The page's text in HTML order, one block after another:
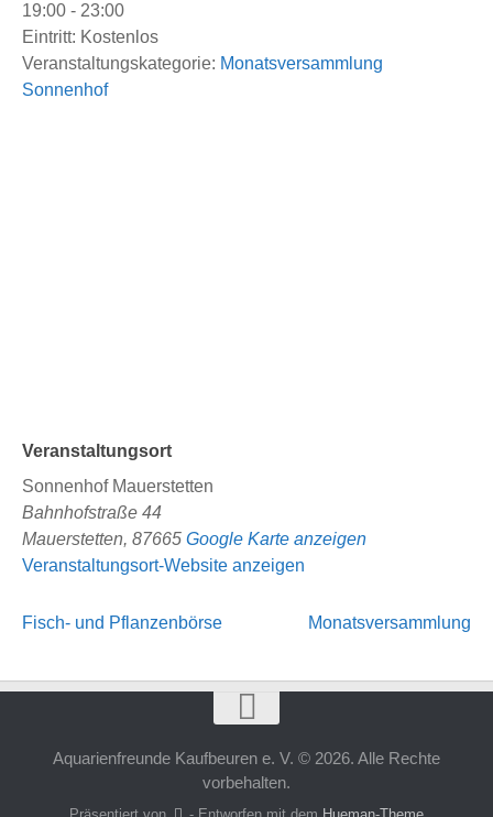
19:00 - 23:00
Eintritt: Kostenlos
Veranstaltungskategorie: Monatsversammlung
Sonnenhof
Veranstaltungsort
Sonnenhof Mauerstetten
Bahnhofstraße 44
Mauerstetten, 87665 Google Karte anzeigen
Veranstaltungsort-Website anzeigen
Fisch- und Pflanzenbörse Monatsversammlung
Aquarienfreunde Kaufbeuren e. V. © 2026. Alle Rechte
vorbehalten.